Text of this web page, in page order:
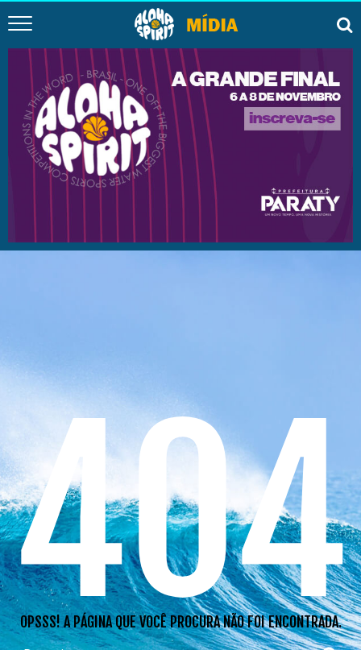
404
OPSSS! A PÁGINA QUE VOCÊ PROCURA NÃO FOI ENCONTRADA.